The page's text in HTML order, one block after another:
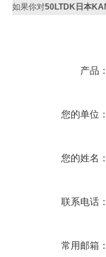
如果你对50LTDK日本
产品
您的单位
您的姓名
联系电话
常用邮箱